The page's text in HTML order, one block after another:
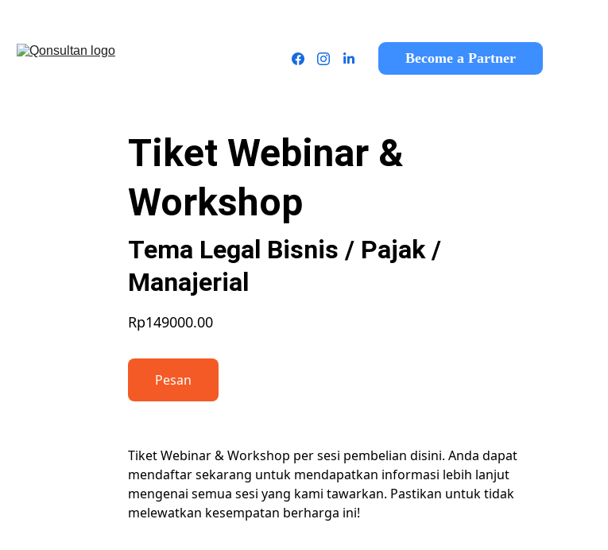
Become a Partner
Tiket Webinar &
Workshop
Tema Legal Bisnis / Pajak /
Manajerial
Rp149000.00
Pesan
Tiket Webinar & Workshop per sesi pembelian disini. Anda dapat
mendaftar sekarang untuk mendapatkan informasi lebih lanjut
mengenai semua sesi yang kami tawarkan. Pastikan untuk tidak
melewatkan kesempatan berharga ini!